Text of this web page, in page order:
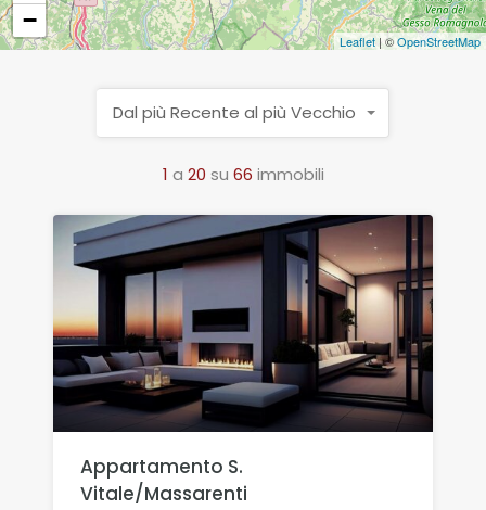
−
Leaflet | ©OpenStreetMap
1 a 20 su 66 immobili
Dal più Recente al più Vecchio
Appartamento S.
Vitale/Massarenti